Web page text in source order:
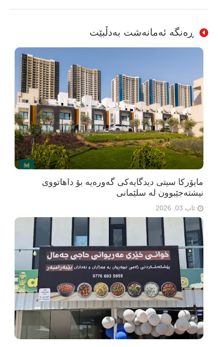
ڕەنگە ئەمانەشت بەدڵبێت
مایۆرکا سیتی دیدگایەکی گەورەیە بۆ داهاتووی
نیشتەجێبوون لە سلێمانی
ئاب 03, 2026